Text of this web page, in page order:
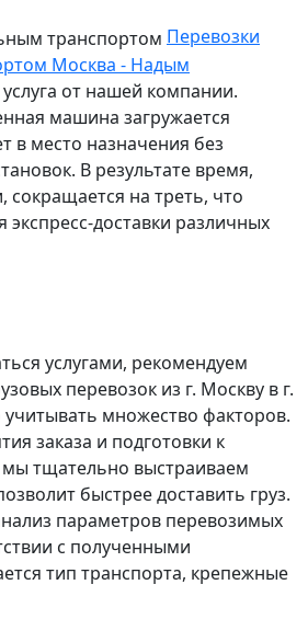
Перевозки
Москва - Надым
от нашей компании.
машина загружается
в место назначения без
В результате время,
сокращается на треть, что
доставки различных
услугами, рекомендуем
перевозок из г. Москву в г.
множество факторов.
заказа и подготовки к
тщательно выстраиваем
быстрее доставить груз.
параметров перевозимых
с полученными
тип транспорта, крепежные